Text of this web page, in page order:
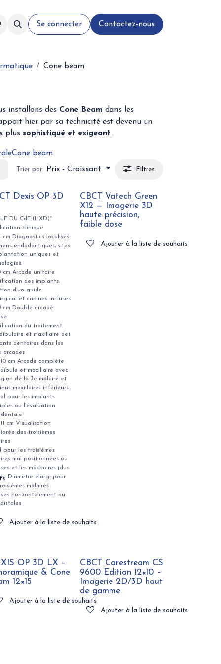
Se connecter Contactez-nous
Cone beam
installons des Cone Beam dans les
hier par sa technicité est devenu un
plus sophistiqué et exigeant.
Cone beam
Trier par: Prix - Croissant Filtres
Dexis OP 3D
DU CdE (HXD)*
clinique
cm Diagnostics localisés
endodontiques, sites
uniques et
cm Arcade unitaire
des implants,
d’un guide
et canines incluses
cm Double arcade
du traitement
et maxillaire des
dentaires dans les
arcades
10 cm Arcade complète
et maxillaire avec
de la 3e molaire et
maxillaires inférieurs
pour les implants
ou l’évaluation
cm Visualisation
des troisièmes
pour les troisièmes
mal positionnées ou
et les mâchoires plus
Diamètre élargi pour
molaires
horizontalement ou
Ajouter à la liste de souhaits
CBCT Vatech Green
X12 — Imagerie 3D
haute précision,
faible dose
Ajouter à la liste de souhaits
OP 3D LX –
& Cone
12×15
Ajouter à la liste de souhaits
CBCT Carestream CS
9600 Edition 12×10 –
Imagerie 2D/3D haut
de gamme
Ajouter à la liste de souhaits